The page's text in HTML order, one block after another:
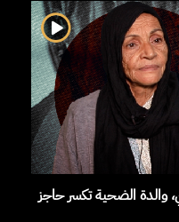
الضحية تكسر حاجز